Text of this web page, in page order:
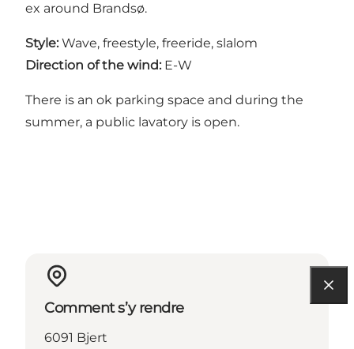
ex around Brandsø.
Style: Wave, freestyle, freeride, slalom
Direction of the wind: E-W
There is an ok parking space and during the
summer, a public lavatory is open.
Comment s’y rendre
6091 Bjert